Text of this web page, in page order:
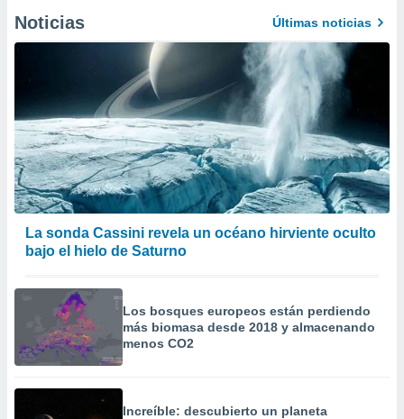
Noticias Últimas noticias
La sonda Cassini revela un océano hirviente oculto
bajo el hielo de Saturno
Los bosques europeos están perdiendo
más biomasa desde 2018 y almacenando
menos CO2
Increíble: descubierto un planeta